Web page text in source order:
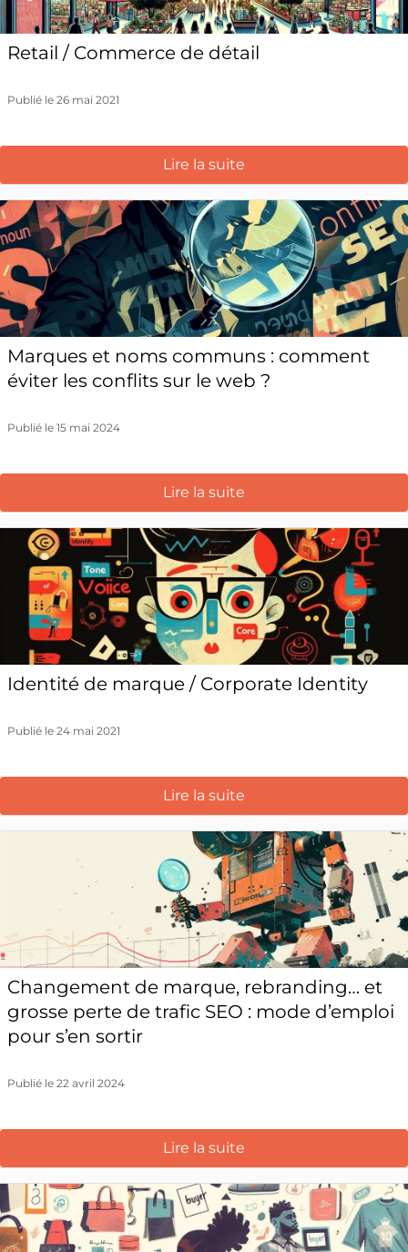
Retail / Commerce de détail
Publié le 26 mai 2021
Lire la suite
Marques et noms communs : comment
éviter les conflits sur le web ?
Publié le 15 mai 2024
Lire la suite
Identité de marque / Corporate Identity
Publié le 24 mai 2021
Lire la suite
Changement de marque, rebranding… et
grosse perte de trafic SEO : mode d’emploi
pour s’en sortir
Publié le 22 avril 2024
Lire la suite